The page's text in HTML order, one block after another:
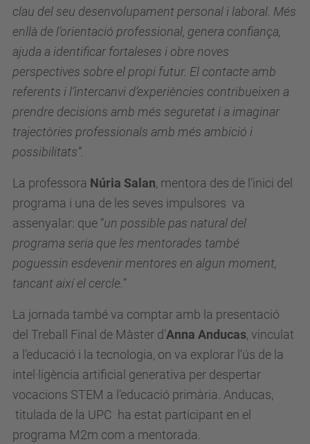
clau del seu desenvolupament personal i laboral. Més
enllà de l’orientació professional, genera confiança,
ajuda a identificar fortaleses i obre noves
perspectives sobre el propi futur. El contacte amb
referents i l’intercanvi d’experiències contribueixen a
prendre decisions amb més seguretat i a imaginar
trajectòries professionals amb més ambició i
possibilitats”.
La professora Núria Salan, mentora des de l’inici del
programa i una de les seves impulsores va
assenyalar: que “un possible pas natural del
programa seria que les mentorades també
poguessin esdevenir mentores en algun moment,
tancant així el cercle. ”
La jornada també va comptar amb la presentació
del Treball Final de Màster d’Anna Anducas, vinculat
a l’educació i la tecnologia, on va explorar l’ús de la
intel·ligència artificial generativa per despertar
vocacions STEM a l’educació primària. Anducas,
titulada de la UPC ha estat participant en el
programa M2m com a mentorada.